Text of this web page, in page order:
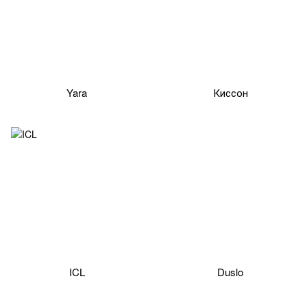
Yara Киссон
ICL Duslo